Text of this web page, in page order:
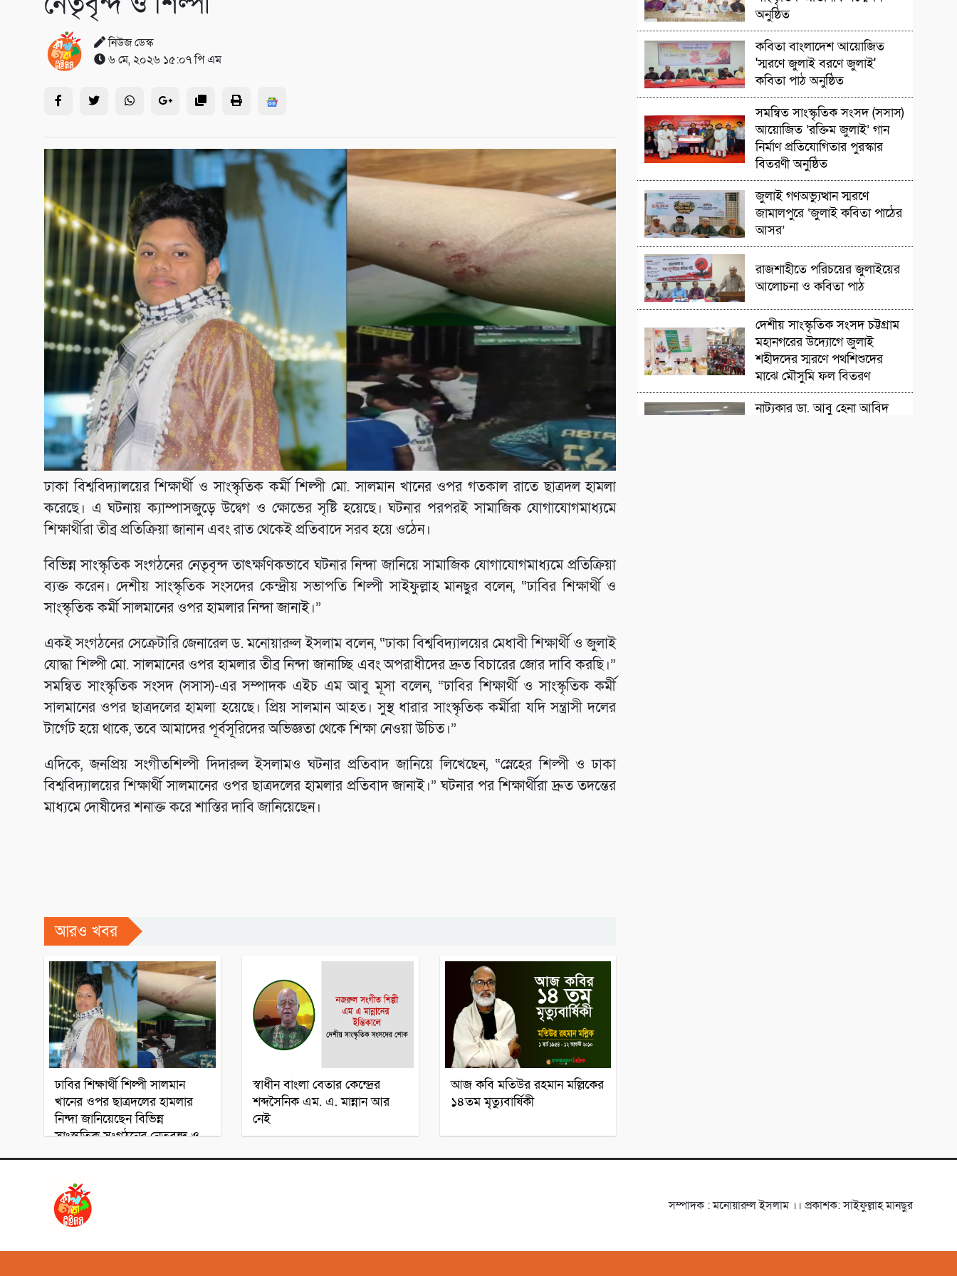
নিউজ ডেস্ক
৬ মে, ২০২৬ ১৫:০৭ পি এম
ঢাকা বিশ্ববিদ্যালয়ের শিক্ষার্থী ও সাংস্কৃতিক কর্মী শিল্পী মো. সালমান খানের ওপর গতকাল রাতে ছাত্রদল হামলা
করেছে। এ ঘটনায় ক্যাম্পাসজুড়ে উদ্বেগ ও ক্ষোভের সৃষ্টি হয়েছে। ঘটনার পরপরই সামাজিক যোগাযোগমাধ্যমে
শিক্ষার্থীরা তীব্র প্রতিক্রিয়া জানান এবং রাত থেকেই প্রতিবাদে সরব হয়ে ওঠেন।
বিভিন্ন সাংস্কৃতিক সংগঠনের নেতৃবৃন্দ তাৎক্ষণিকভাবে ঘটনার নিন্দা জানিয়ে সামাজিক যোগাযোগমাধ্যমে প্রতিক্রিয়া
ব্যক্ত করেন। দেশীয় সাংস্কৃতিক সংসদের কেন্দ্রীয় সভাপতি শিল্পী সাইফুল্লাহ মানছুর বলেন, “ঢাবির শিক্ষার্থী ও
সাংস্কৃতিক কর্মী সালমানের ওপর হামলার নিন্দা জানাই।”
একই সংগঠনের সেক্রেটারি জেনারেল ড. মনোয়ারুল ইসলাম বলেন, “ঢাকা বিশ্ববিদ্যালয়ের মেধাবী শিক্ষার্থী ও জুলাই
যোদ্ধা শিল্পী মো. সালমানের ওপর হামলার তীব্র নিন্দা জানাচ্ছি এবং অপরাধীদের দ্রুত বিচারের জোর দাবি করছি।”
সমন্বিত সাংস্কৃতিক সংসদ (সসাস)-এর সম্পাদক এইচ এম আবু মূসা বলেন, “ঢাবির শিক্ষার্থী ও সাংস্কৃতিক কর্মী
সালমানের ওপর ছাত্রদলের হামলা হয়েছে। প্রিয় সালমান আহত। সুস্থ ধারার সাংস্কৃতিক কর্মীরা যদি সন্ত্রাসী দলের
টার্গেট হয়ে থাকে, তবে আমাদের পূর্বসূরিদের অভিজ্ঞতা থেকে শিক্ষা নেওয়া উচিত।”
এদিকে, জনপ্রিয় সংগীতশিল্পী দিদারুল ইসলামও ঘটনার প্রতিবাদ জানিয়ে লিখেছেন, “স্নেহের শিল্পী ও ঢাকা
বিশ্ববিদ্যালয়ের শিক্ষার্থী সালমানের ওপর ছাত্রদলের হামলার প্রতিবাদ জানাই।” ঘটনার পর শিক্ষার্থীরা দ্রুত তদন্তের
মাধ্যমে দোষীদের শনাক্ত করে শাস্তির দাবি জানিয়েছেন।
আরও খবর
ঢাবির শিক্ষার্থী শিল্পী সালমান
খানের ওপর ছাত্রদলের হামলার
নিন্দা জানিয়েছেন বিভিন্ন
সাংস্কৃতিক সংগঠনের নেতৃবৃন্দ ও
স্বাধীন বাংলা বেতার কেন্দ্রের
শব্দসৈনিক এম. এ. মান্নান আর
নেই
আজ কবি মতিউর রহমান মল্লিকের
১৪তম মৃত্যুবার্ষিকী
অনুষ্ঠিত
সাংস্কৃৃতিক অনুষ্ঠান
কবিতা বাংলাদেশ আয়োজিত
'স্মরণে জুলাই বরণে জুলাই'
কবিতা পাঠ অনুষ্ঠিত
সমন্বিত সাংস্কৃতিক সংসদ (সসাস)
আয়োজিত ‘রক্তিম জুলাই’ গান
নির্মাণ প্রতিযোগিতার পুরস্কার
বিতরণী অনুষ্ঠিত
সাংস্কৃতিক প্রতিষ্ঠান
জুলাই গণঅভ্যুত্থান স্মরণে
জামালপুরে ‘জুলাই কবিতা পাঠের
আসর’
সাংস্কৃতিক প্রতিষ্ঠান
রাজশাহীতে পরিচয়ের জুলাইয়ের
আলোচনা ও কবিতা পাঠ
দেশীয় সাংস্কৃতিক সংসদ চট্টগ্রাম
মহানগরের উদ্যোগে জুলাই
শহীদদের স্মরণে পথশিশুদের
মাঝে মৌসুমি ফল বিতরণ
চলচ্চিত্রজন
নাট্যকার ডা. আবু হেনা আবিদ
সম্পাদক : মনোয়ারুল ইসলাম ।। প্রকাশক: সাইফুল্লাহ মানছুর